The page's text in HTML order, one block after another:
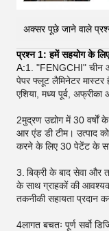
अक्सर पूछे जाने वाले
प्रश्न 1: हमें सहयोग के
A:1. "FENGCHI" चीन
पेपर फ्लूट लैमिनेटर मास्टर
एशिया, मध्य पूर्व, अफ्रीका
2मुद्रण उद्योग में 30 वर्षों
आर एंड डी टीम। उत्पाद
करने के लिए 30 पेटेंट के
3. बिक्री के बाद सेवा और
के साथ ग्राहकों की
तकनीकी सहायता प्रदान
4लागत बचतः पूर्ण सर्वो